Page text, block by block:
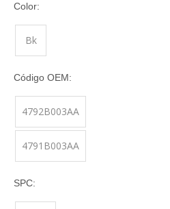
Color:
Bk
Código OEM:
4792B003AA
4791B003AA
SPC: